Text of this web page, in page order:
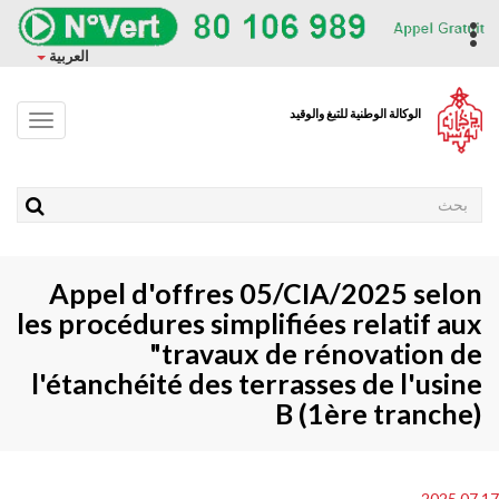
العربية
الوكالة الوطنية للتبغ والوقيد
Toggle
Appel d'offres 05/CIA/2025 selon
les procédures simplifiées relatif aux
"travaux de rénovation de
l'étanchéité des terrasses de l'usine
B (1ère tranche)